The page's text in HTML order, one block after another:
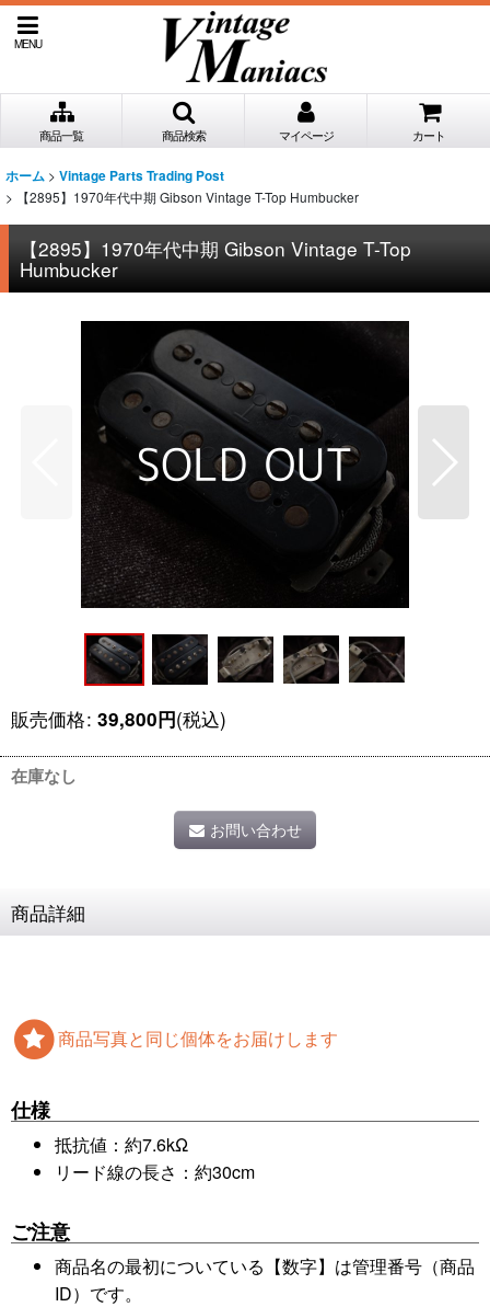
MENU
商品一覧 商品検索 マイページ カート
ホーム > Vintage Parts Trading Post
>
【2895】1970年代中期 Gibson Vintage T-Top Humbucker
【2895】1970年代中期 Gibson Vintage T-Top
Humbucker
販売価格: 39,800円(税込)
在庫なし
お問い合わせ
商品詳細
商品写真と同じ個体をお届けします
仕様
抵抗値：約7.6kΩ
リード線の長さ：約30cm
ご注意
商品名の最初についている【数字】は管理番号（商品
ID）です。